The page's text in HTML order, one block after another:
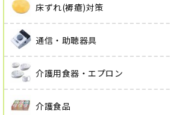
床ずれ(褥瘡)対策
通信・助聴器具
介護用食器・エプロン
介護食品